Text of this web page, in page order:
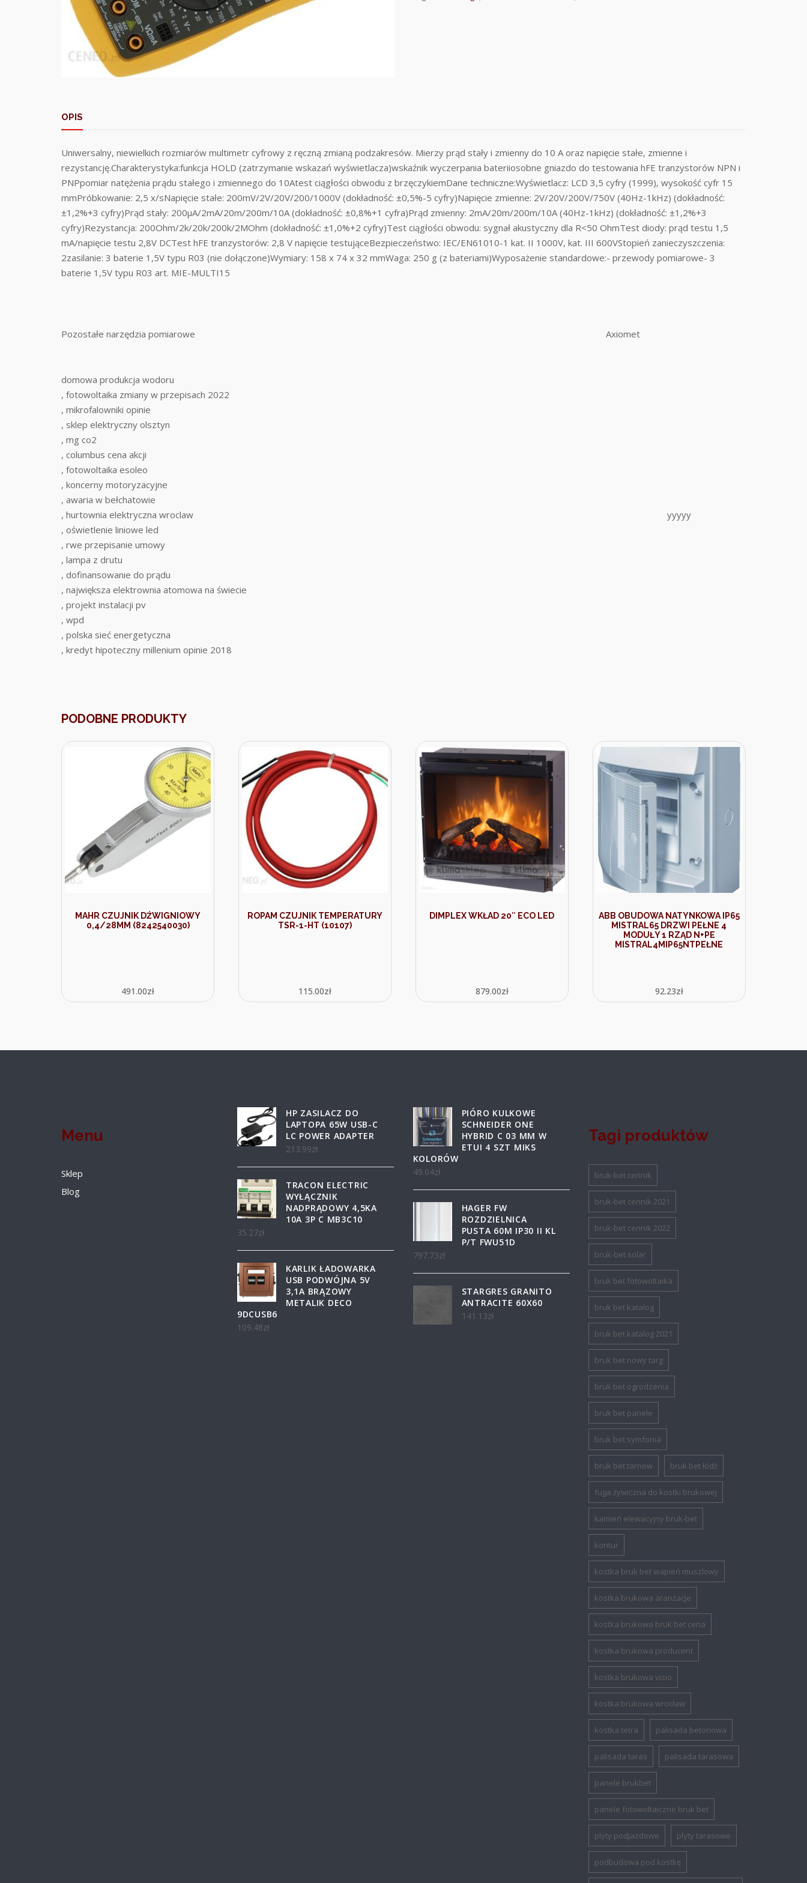
OPIS
Uniwersalny, niewielkich rozmiarów multimetr cyfrowy z ręczną zmianą podzakresów. Mierzy prąd stały i zmienny do 10 A oraz napięcie stałe, zmienne i
rezystancję.Charakterystyka:funkcja HOLD (zatrzymanie wskazań wyświetlacza)wskaźnik wyczerpania bateriiosobne gniazdo do testowania hFE tranzystorów NPN i
PNPpomiar natężenia prądu stałego i zmiennego do 10Atest ciągłości obwodu z brzęczykiemDane techniczne:Wyświetlacz: LCD 3,5 cyfry (1999), wysokość cyfr 15
mmPróbkowanie: 2,5 x/sNapięcie stałe: 200mV/2V/20V/200/1000V (dokładność: ±0,5%-5 cyfry)Napięcie zmienne: 2V/20V/200V/750V (40Hz-1kHz) (dokładność:
±1,2%+3 cyfry)Prąd stały: 200µA/2mA/20m/200m/10A (dokładność: ±0,8%+1 cyfra)Prąd zmienny: 2mA/20m/200m/10A (40Hz-1kHz) (dokładność: ±1,2%+3
cyfry)Rezystancja: 200Ohm/2k/20k/200k/2MOhm (dokładność: ±1,0%+2 cyfry)Test ciągłości obwodu: sygnał akustyczny dla R<50 OhmTest diody: prąd testu 1,5
mA/napięcie testu 2,8V DCTest hFE tranzystorów: 2,8 V napięcie testująceBezpieczeństwo: IEC/EN61010-1 kat. II 1000V, kat. III 600VStopień zanieczyszczenia:
2zasilanie: 3 baterie 1,5V typu R03 (nie dołączone)Wymiary: 158 x 74 x 32 mmWaga: 250 g (z bateriami)Wyposażenie standardowe:- przewody pomiarowe- 3
baterie 1,5V typu R03 art. MIE-MULTI15
Pozostałe narzędzia pomiarowe Axiomet
domowa produkcja wodoru
, fotowoltaika zmiany w przepisach 2022
, mikrofalowniki opinie
, sklep elektryczny olsztyn
, mg co2
, columbus cena akcji
, fotowoltaika esoleo
, koncerny motoryzacyjne
, awaria w bełchatowie
, hurtownia elektryczna wroclaw
, oświetlenie liniowe led
, rwe przepisanie umowy
, lampa z drutu
, dofinansowanie do prądu
, największa elektrownia atomowa na świecie
, projekt instalacji pv
, wpd
, polska sieć energetyczna
, kredyt hipoteczny millenium opinie 2018
yyyyy
PODOBNE PRODUKTY
MAHR CZUJNIK DŹWIGNIOWY
0,4/28MM (8242540030)
491.00zł
ROPAM CZUJNIK TEMPERATURY
TSR-1-HT (10107)
115.00zł
DIMPLEX WKŁAD 20″ ECO LED
879.00zł
ABB OBUDOWA NATYNKOWA IP65
MISTRAL65 DRZWI PEŁNE 4
MODUŁY 1 RZĄD N+PE
MISTRAL4MIP65NTPEŁNE
92.23zł
Menu
Sklep
Blog
HP ZASILACZ DO
LAPTOPA 65W USB-C
LC POWER ADAPTER
213.99zł
TRACON ELECTRIC
WYŁĄCZNIK
NADPRĄDOWY 4,5KA
10A 3P C MB3C10
35.27zł
KARLIK ŁADOWARKA
USB PODWÓJNA 5V
3,1A BRĄZOWY
METALIK DECO
9DCUSB6
109.48zł
PIÓRO KULKOWE
SCHNEIDER ONE
HYBRID C 03 MM W
ETUI 4 SZT MIKS
KOLORÓW
49.04zł
HAGER FW
ROZDZIELNICA
PUSTA 60M IP30 II KL
P/T FWU51D
797.73zł
STARGRES GRANITO
ANTRACITE 60X60
141.13zł
Tagi produktów
bruk-bet cennik
bruk-bet cennik 2021
bruk-bet cennik 2022
bruk-bet solar
bruk bet fotowoltaika
bruk bet katalog
bruk bet katalog 2021
bruk bet nowy targ
bruk bet ogrodzenia
bruk bet panele
bruk bet symfonia
bruk bet tarnow bruk bet łódź
fuga żywiczna do kostki brukowej
kamień elewacyjny bruk-bet
kontur
kostka bruk bet wapień muszlowy
kostka brukowa aranżacje
kostka brukowa bruk bet cena
kostka brukowa producent
kostka brukowa visio
kostka brukowa wrocław
kostka tetra palisada betonowa
palisada taras palisada tarasowa
panele brukbet
panele fotowoltaiczne bruk bet
plyty podjazdowe plyty tarasowe
podbudowa pod kostkę